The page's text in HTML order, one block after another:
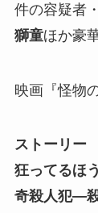
件の容疑者
獅童ほか豪
映画『怪物
ストーリー
狂ってるほ
奇殺人犯―